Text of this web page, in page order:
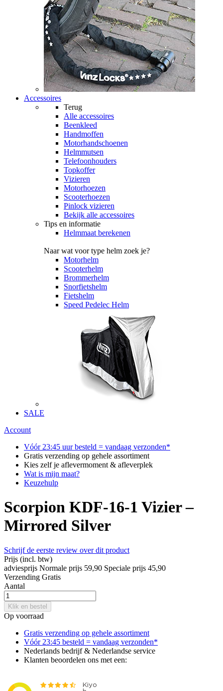
Accessoires
Terug
Alle accessoires
Beenkleed
Handmoffen
Motorhandschoenen
Helmmutsen
Telefoonhouders
Topkoffer
Vizieren
Motorhoezen
Scooterhoezen
Pinlock vizieren
Bekijk alle accessoires
Tips en informatie
Helmmaat berekenen
Naar wat voor type helm zoek je?
Motorhelm
Scooterhelm
Brommerhelm
Snorfietshelm
Fietshelm
Speed Pedelec Helm
SALE
Account
Vóór 23:45 uur besteld = vandaag verzonden*
Gratis verzending op gehele assortiment
Kies zelf je aflevermoment & afleverplek
Wat is mijn maat?
Keuzehulp
Scorpion KDF-16-1 Vizier –
Mirrored Silver
Schrijf de eerste review over dit product
Prijs (incl. btw)
adviesprijs Normale prijs 59,90 Speciale prijs 45,90
Verzending Gratis
Aantal
Klik en bestel
Op voorraad
Gratis verzending op gehele assortiment
Vóór 23:45 besteld = vandaag verzonden*
Nederlands bedrijf & Nederlandse service
Klanten beoordelen ons met een: